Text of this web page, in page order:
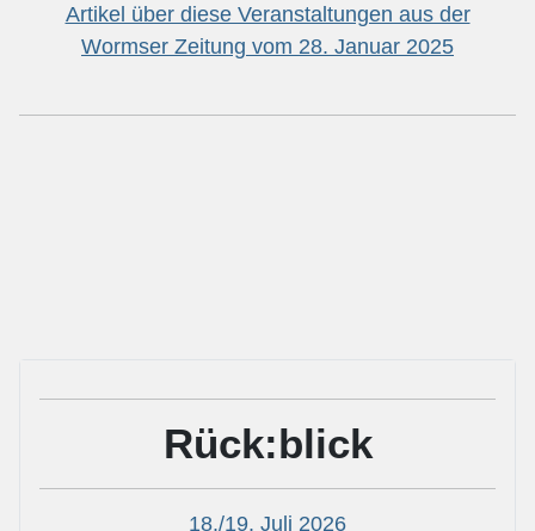
Artikel über diese Veranstaltungen aus der
Wormser Zeitung vom 28. Januar 2025
Rück:blick
18./19. Juli 2026